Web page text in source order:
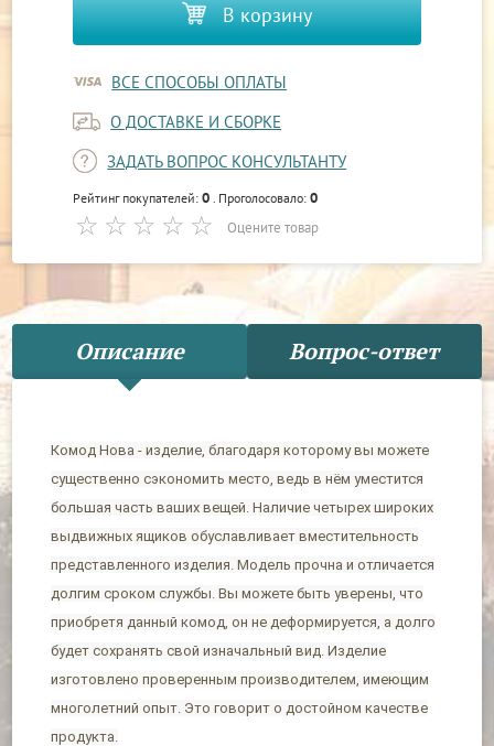
В корзину
ВСЕ СПОСОБЫ ОПЛАТЫ
О ДОСТАВКЕ И СБОРКЕ
ЗАДАТЬ ВОПРОС КОНСУЛЬТАНТУ
Рейтинг покупателей:0 . Проголосовало:0
Оцените товар
Описание Вопрос-ответ
Комод Нова - изделие, благодаря которому вы можете
существенно сэкономить место, ведь в нём уместится
большая часть ваших вещей. Наличие четырех широких
выдвижных ящиков обуславливает вместительность
представленного изделия. Модель прочна и отличается
долгим сроком службы. Вы можете быть уверены, что
приобретя данный комод, он не деформируется, а долго
будет сохранять свой изначальный вид. Изделие
изготовлено проверенным производителем, имеющим
многолетний опыт. Это говорит о достойном качестве
продукта.